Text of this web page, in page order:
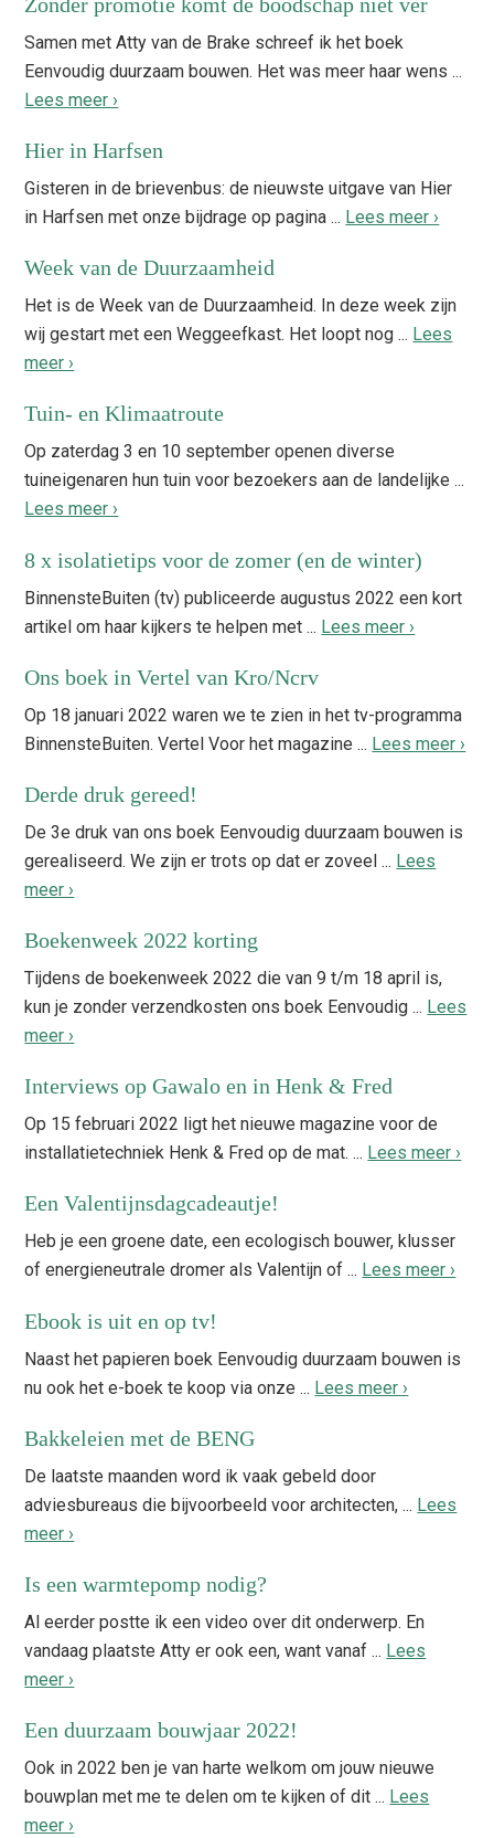
Samen met Atty van de Brake schreef ik het boek
Eenvoudig duurzaam bouwen. Het was meer haar wens ...
Lees meer ›
Hier in Harfsen
Gisteren in de brievenbus: de nieuwste uitgave van Hier
in Harfsen met onze bijdrage op pagina ... Lees meer ›
Week van de Duurzaamheid
Het is de Week van de Duurzaamheid. In deze week zijn
wij gestart met een Weggeefkast. Het loopt nog ... Lees
meer ›
Tuin- en Klimaatroute
Op zaterdag 3 en 10 september openen diverse
tuineigenaren hun tuin voor bezoekers aan de landelijke ...
Lees meer ›
8 x isolatietips voor de zomer (en de winter)
BinnensteBuiten (tv) publiceerde augustus 2022 een kort
artikel om haar kijkers te helpen met ... Lees meer ›
Ons boek in Vertel van Kro/Ncrv
Op 18 januari 2022 waren we te zien in het tv-programma
BinnensteBuiten. Vertel Voor het magazine ... Lees meer ›
Derde druk gereed!
De 3e druk van ons boek Eenvoudig duurzaam bouwen is
gerealiseerd. We zijn er trots op dat er zoveel ... Lees
meer ›
Boekenweek 2022 korting
Tijdens de boekenweek 2022 die van 9 t/m 18 april is,
kun je zonder verzendkosten ons boek Eenvoudig ... Lees
meer ›
Interviews op Gawalo en in Henk & Fred
Op 15 februari 2022 ligt het nieuwe magazine voor de
installatietechniek Henk & Fred op de mat. ... Lees meer ›
Een Valentijnsdagcadeautje!
Heb je een groene date, een ecologisch bouwer, klusser
of energieneutrale dromer als Valentijn of ... Lees meer ›
Ebook is uit en op tv!
Naast het papieren boek Eenvoudig duurzaam bouwen is
nu ook het e-boek te koop via onze ... Lees meer ›
Bakkeleien met de BENG
De laatste maanden word ik vaak gebeld door
adviesbureaus die bijvoorbeeld voor architecten, ... Lees
meer ›
Is een warmtepomp nodig?
Al eerder postte ik een video over dit onderwerp. En
vandaag plaatste Atty er ook een, want vanaf ... Lees
meer ›
Een duurzaam bouwjaar 2022!
Ook in 2022 ben je van harte welkom om jouw nieuwe
bouwplan met me te delen om te kijken of dit ... Lees
meer ›